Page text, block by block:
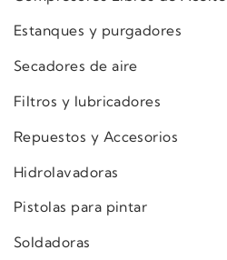
Estanques y purgadores
Secadores de aire
Filtros y lubricadores
Repuestos y Accesorios
Hidrolavadoras
Pistolas para pintar
Soldadoras